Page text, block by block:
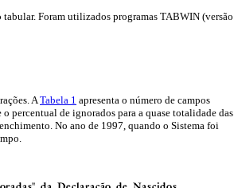
Foram utilizados programas TABWIN (versão
A Tabela 1 apresenta o número de campos
percentual de ignorados para a quase totalidade das
No ano de 1997, quando o Sistema foi